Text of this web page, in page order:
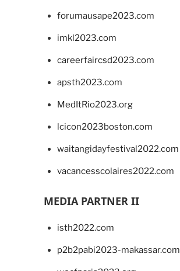
forumausape2023.com
imkl2023.com
careerfaircsd2023.com
apsth2023.com
MedItRio2023.org
lcicon2023boston.com
waitangidayfestival2022.com
vacancesscolaires2022.com
MEDIA PARTNER II
isth2022.com
p2b2pabi2023-makassar.com